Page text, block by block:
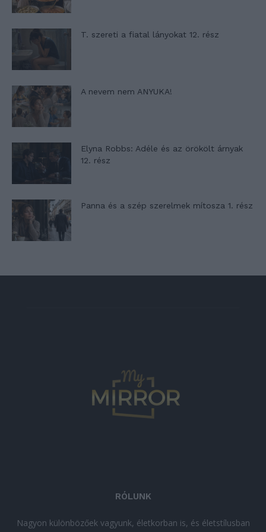
T. szereti a fiatal lányokat 12. rész
A nevem nem ANYUKA!
Elyna Robbs: Adéle és az örökölt árnyak
12. rész
Panna és a szép szerelmek mítosza 1. rész
RÓLUNK
Nagyon különbözőek vagyunk, életkorban is, és életstílusban